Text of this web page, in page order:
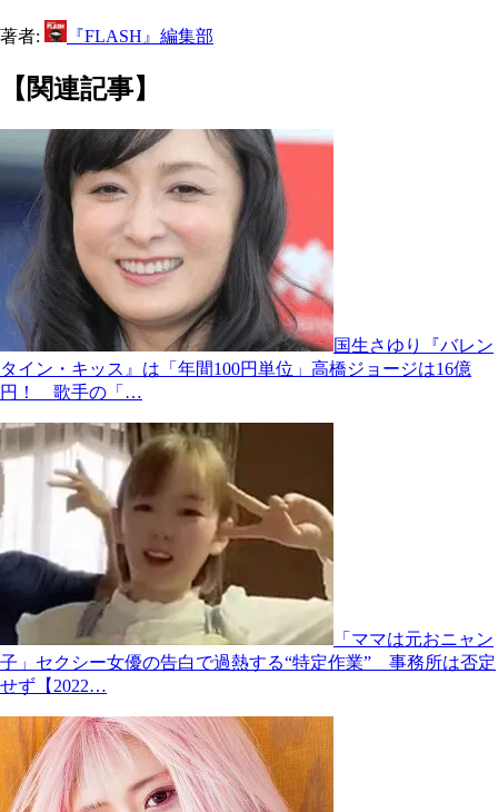
著者: 『FLASH』編集部
【関連記事】
国生さゆり『バレン
タイン・キッス』は「年間100円単位」高橋ジョージは16億
円！ 歌手の「…
「ママは元おニャン
子」セクシー女優の告白で過熱する“特定作業” 事務所は否定
せず【2022…